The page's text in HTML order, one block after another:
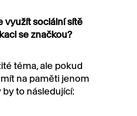
využít sociální sítě
se značkou?
téma, ale pokud
na paměti jenom
by to následující: